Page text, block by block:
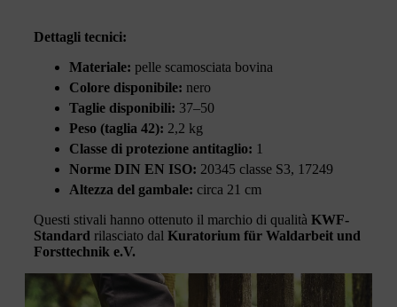
Dettagli tecnici:
Materiale: pelle scamosciata bovina
Colore disponibile: nero
Taglie disponibili: 37–50
Peso (taglia 42): 2,2 kg
Classe di protezione antitaglio: 1
Norme DIN EN ISO: 20345 classe S3, 17249
Altezza del gambale: circa 21 cm
Questi stivali hanno ottenuto il marchio di qualità KWF-
Standard rilasciato dal Kuratorium für Waldarbeit und
Forsttechnik e.V.